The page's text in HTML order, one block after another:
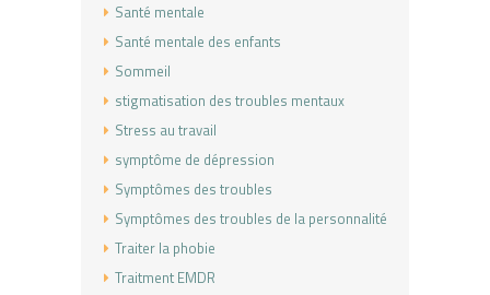
Santé mentale
Santé mentale des enfants
Sommeil
stigmatisation des troubles mentaux
Stress au travail
symptôme de dépression
Symptômes des troubles
Symptômes des troubles de la personnalité
Traiter la phobie
Traitment EMDR